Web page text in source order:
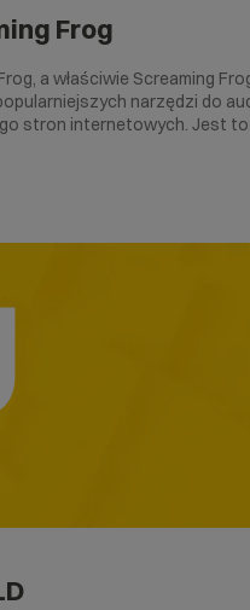
Frog
a właściwie Screaming
narzędzi do
stron internetowych. Jest